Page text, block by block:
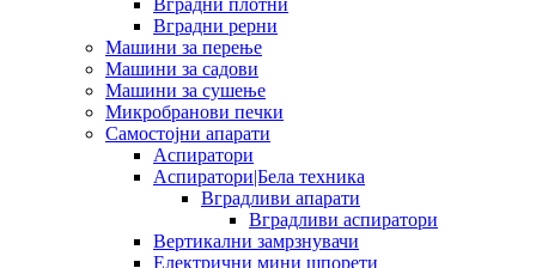
Вградни рерни
Машини за перење
Машини за садови
Машини за сушење
Микробранови печки
Самостојни апарати
Аспиратори
Аспиратори|Бела техника
Вградливи апарати
Вградливи аспиратори
Вертикални замрзнувачи
Електрични мини шпорети